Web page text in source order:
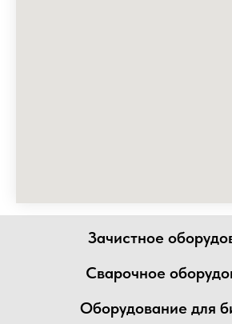
Зачистное
Сварочное
Оборудование для